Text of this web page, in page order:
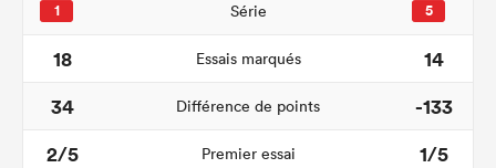
1 Série 5
18 Essais marqués
14
34
Différence de points
-133
2/5
Premier essai
1/5